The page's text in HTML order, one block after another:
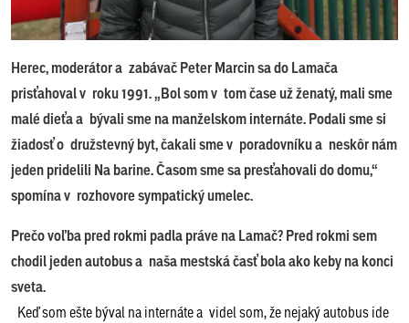
Herec, moderátor a zabávač Peter Marcin sa do Lamača
prisťahoval v roku 1991. „Bol som v tom čase už ženatý, mali sme
malé dieťa a bývali sme na manželskom internáte. Podali sme si
žiadosť o družstevný byt, čakali sme v poradovníku a neskôr nám
jeden pridelili Na barine. Časom sme sa presťahovali do domu,“
spomína v rozhovore sympatický umelec.
Prečo voľba pred rokmi padla práve na Lamač? Pred rokmi sem
chodil jeden autobus a naša mestská časť bola ako keby na konci
sveta.
Keď som ešte býval na internáte a videl som, že nejaký autobus ide